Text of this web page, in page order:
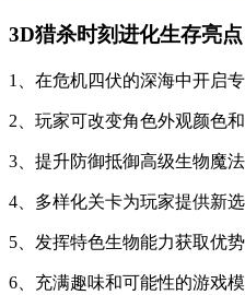
3D猎杀时刻进化生存亮点
1、在危机四伏的深海中开启
2、玩家可改变角色外观颜色
3、提升防御抵御高级生物魔
4、多样化关卡为玩家提供新
5、发挥特色生物能力获取优
6、充满趣味和可能性的游戏